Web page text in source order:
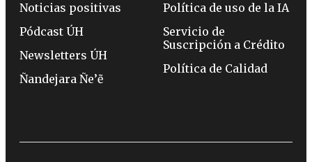
Noticias positivas
Pódcast ÚH
Newsletters ÚH
Ñandejara Ñe’ẽ
Política de uso de la IA
Servicio de
Suscripción a Crédito
Política de Calidad